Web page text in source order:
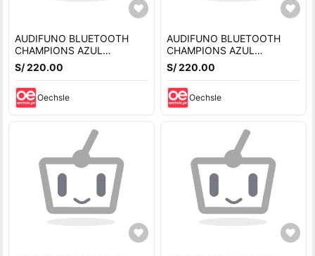
AUDIFUNO BLUETOOTH
CHAMPIONS AZUL
OVALADO 10 HORAS
BATERIA
S/ 220.00
Oechsle
AUDIFUNO BLUETOOTH
CHAMPIONS AZUL
REDONDO 10 HORAS
BATERIA
S/ 220.00
Oechsle